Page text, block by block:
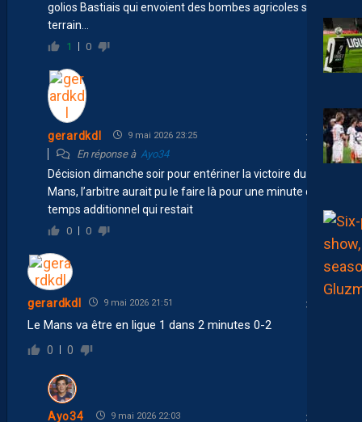
golios Bastiais qui envoient des bombes agricoles sur le
terrain…
1 0
gerardkdl 9 mai 2026 23:25
En réponse à Ayo34
Décision dimanche soir pour entériner la victoire du
Mans, l’arbitre aurait pu le faire là pour une minute de
temps additionnel qui restait
0 0
gerardkdl 9 mai 2026 21:51
Le Mans va être en ligue 1 dans 2 minutes 0-2
0 0
Ayo34 9 mai 2026 22:03